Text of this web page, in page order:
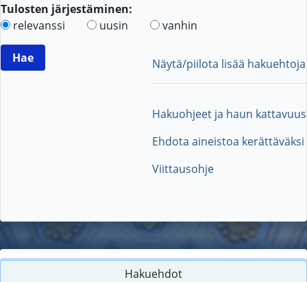
Tulosten järjestäminen:
relevanssi
uusin vanhin
Näytä/piilota lisää hakuehtoja
Hakuohjeet ja haun kattavuus
Ehdota aineistoa kerättäväksi
Viittausohje
Hakuehdot